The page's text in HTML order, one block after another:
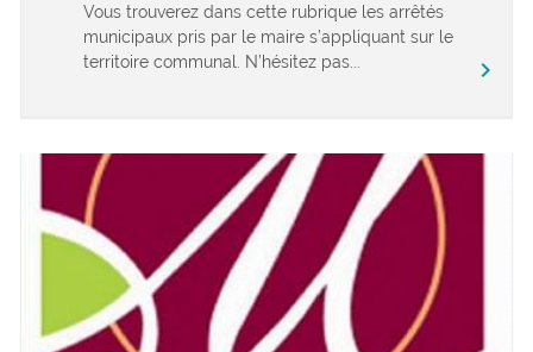
Vous trouverez dans cette rubrique les arrêtés
municipaux pris par le maire s’appliquant sur le
territoire communal. N’hésitez pas...
chevron_right